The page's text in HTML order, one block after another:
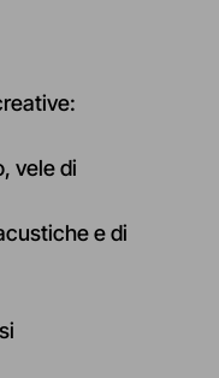
:
vele di
e di